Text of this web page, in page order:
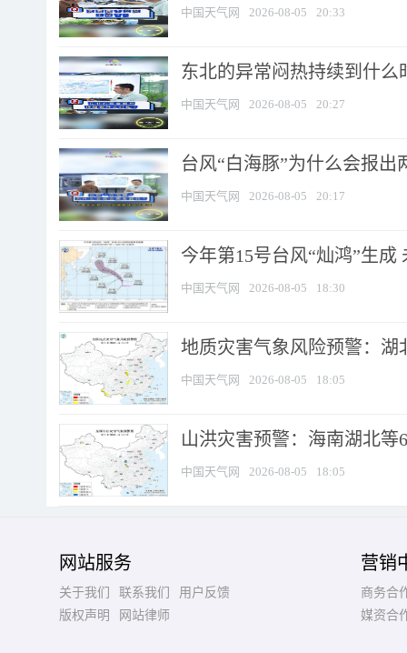
中国天气网 2026-08-05 20:33
东北的异常闷热持续到什么
中国天气网 2026-08-05 20:27
台风“白海豚”为什么会报出
中国天气网 2026-08-05 20:17
今年第15号台风“灿鸿”生成
中国天气网 2026-08-05 18:30
地质灾害气象风险预警：湖
中国天气网 2026-08-05 18:05
山洪灾害预警：海南湖北
中国天气网 2026-08-05 18:05
网站服务
关于我们 联系我们
用户反馈
版权声明
网站律师
营销
商务合
媒资合